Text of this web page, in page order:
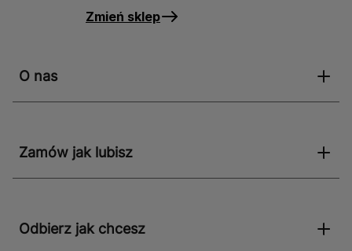
Zmień sklep
O nas
Zamów jak lubisz
Odbierz jak chcesz